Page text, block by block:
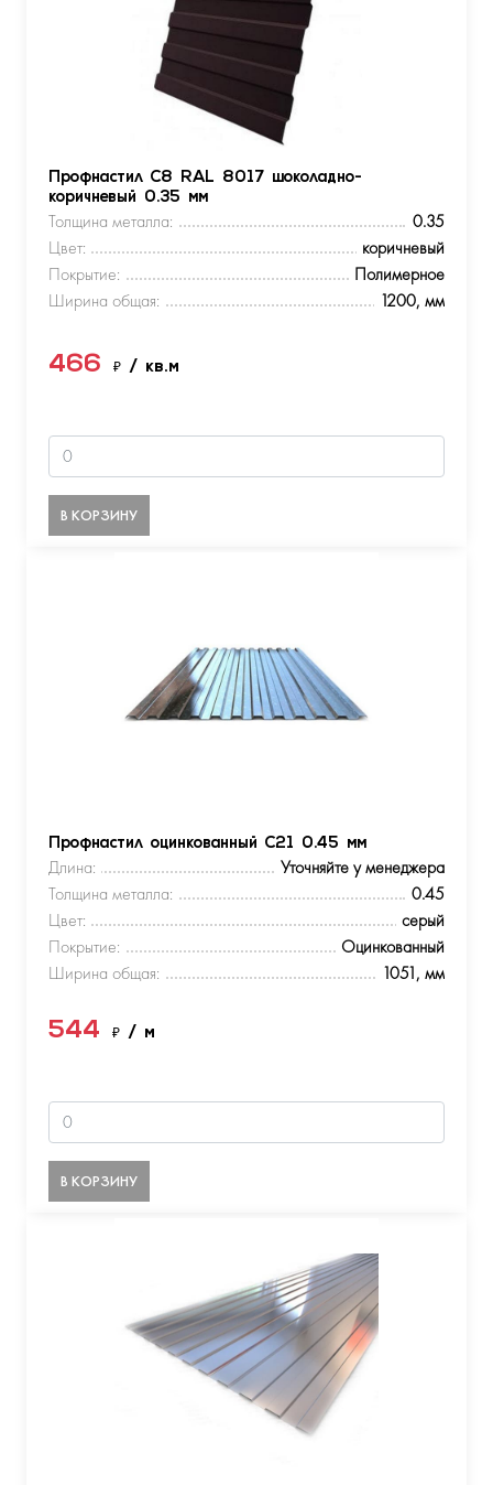
Профнастил С8 RAL 8017 шоколадно-
коричневый 0.35 мм
Толщина металла:
0.35
Цвет:
коричневый
Покрытие:
Полимерное
Ширина общая:
1200, мм
466 ₽ / кв.м
В КОРЗИНУ
Профнастил оцинкованный С21 0.45 мм
Длина:
Уточняйте у менеджера
Толщина металла:
0.45
Цвет:
серый
Покрытие:
Оцинкованный
Ширина общая:
1051, мм
544 ₽ / м
В КОРЗИНУ